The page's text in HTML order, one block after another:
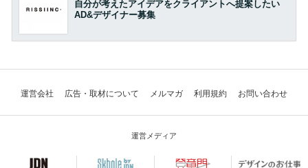
自分が考えたアイデアをクライアントへ提案したい
AD&デザイナー募集
運営会社 広告・取材について メルマガ 利用規約 お問い合わせ
運営メディア